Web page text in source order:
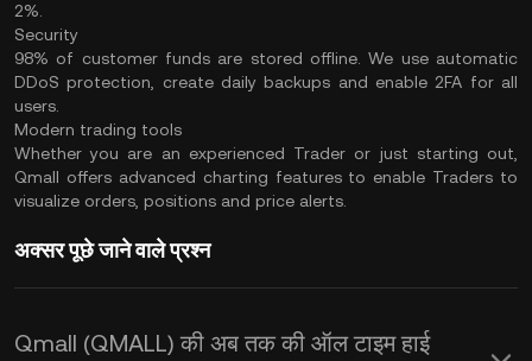
2%.
Security
98% of customer funds are stored offline. We use automatic
DDoS protection, create daily backups and enable 2FA for all
users.
Modern trading tools
Whether you are an experienced Trader or just starting out,
Qmall offers advanced charting features to enable Traders to
visualize orders, positions and price alerts.
अक्सर पूछे जाने वाले प्रश्न
Qmall (QMALL) की अब तक की ऑल टाइम हाई